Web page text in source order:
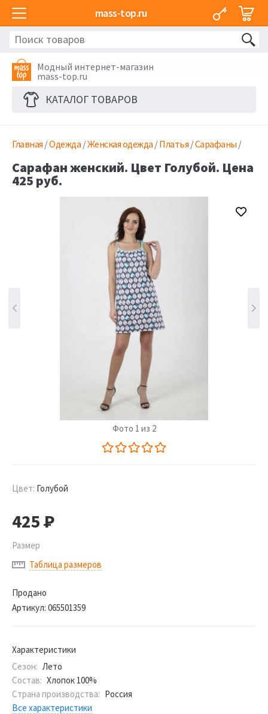
mass-top.ru
Модный интернет-магазин
mass-top.ru
КАТАЛОГ ТОВАРОВ
Главная /Одежда /Женская одежда /Платья /Сарафаны /
Сарафан женский. Цвет Голубой. Цена
425 руб.
Фото 1 из 2
Цвет: Голубой
425Р
Размер
Таблица размеров
Продано
Артикул: 065501359
Характеристики
Сезон: Лето
Состав: Хлопок 100%
Страна производства: Россия
Все характеристики